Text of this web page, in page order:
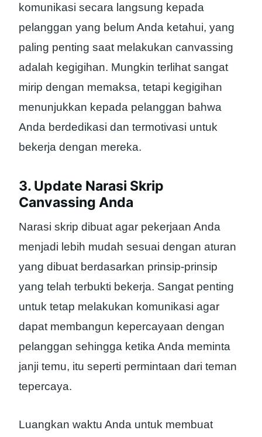
komunikasi secara langsung kepada
pelanggan yang belum Anda ketahui, yang
paling penting saat melakukan canvassing
adalah kegigihan. Mungkin terlihat sangat
mirip dengan memaksa, tetapi kegigihan
menunjukkan kepada pelanggan bahwa
Anda berdedikasi dan termotivasi untuk
bekerja dengan mereka.
3. Update Narasi Skrip
Canvassing Anda
Narasi skrip dibuat agar pekerjaan Anda
menjadi lebih mudah sesuai dengan aturan
yang dibuat berdasarkan prinsip-prinsip
yang telah terbukti bekerja. Sangat penting
untuk tetap melakukan komunikasi agar
dapat membangun kepercayaan dengan
pelanggan sehingga ketika Anda meminta
janji temu, itu seperti permintaan dari teman
tepercaya.
Luangkan waktu Anda untuk membuat